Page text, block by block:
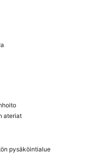
ateriat
pysäköintialue